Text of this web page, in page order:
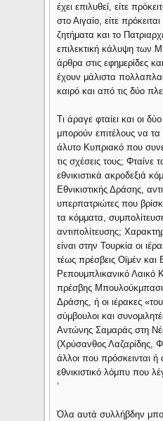
έχει επιλυθεί, είτε
στο Αιγαίο, είτε
ζητήματα και το
επιλεκτική κάλυψη των
άρθρα στις εφημερίδες
έχουν μάλιστα
καιρό και από τις δύο
Τι άραγε φταίει και οι
μπορούν επιτέλους να τα
άλυτο Κυπριακό που
τις σχέσεις τους; Φταίνε
εθνικιστικά ακροδεξιά
Εθνικιστικής Δράσης,
υπερπατριώτες που
τα κόμματα,
αντιπολίτευσης;
είναι στην Τουρκία οι
τέως πρέσβεις Οϊμέν και
Ρεπουμπλικανικό Λαικό
πρέσβης
Δράσης, ή οι ιέρακες
σύμβουλοι και
Αντώνης Σαμαράς στη
(Χρύσανθος Λαζαρίδης,
άλλοι που πρόσκεινται ή
εθνικιστικό λόμπυ που
‘
Όλα αυτά συλλήβδην